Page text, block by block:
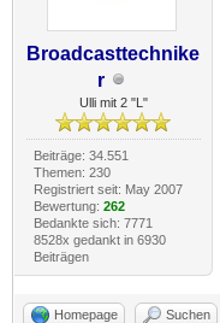
Broadcasttechnike
r
Ulli mit 2 "L"
Beiträge: 34.551
Themen: 230
Registriert seit: May 2007
Bewertung: 262
Bedankte sich: 7771
8528x gedankt in 6930
Beiträgen
Homepage Suchen